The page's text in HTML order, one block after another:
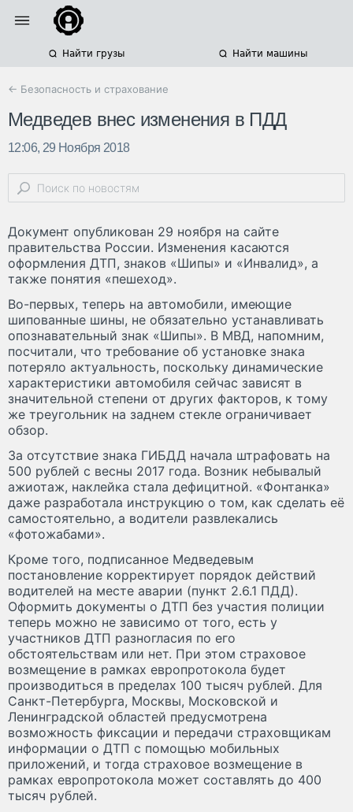
Найти грузы Найти машины
← Безопасность и страхование
Медведев внес изменения в ПДД
12:06, 29 Ноября 2018
Документ опубликован 29 ноября на сайте
правительства России. Изменения касаются
оформления ДТП, знаков «Шипы» и «Инвалид», а
также понятия «пешеход».
Во-первых, теперь на автомобили, имеющие
шипованные шины, не обязательно устанавливать
опознавательный знак «Шипы». В МВД, напомним,
посчитали, что требование об установке знака
потеряло актуальность, поскольку динамические
характеристики автомобиля сейчас зависят в
значительной степени от других факторов, к тому
же треугольник на заднем стекле ограничивает
обзор.
За отсутствие знака ГИБДД начала штрафовать на
500 рублей с весны 2017 года. Возник небывалый
ажиотаж, наклейка стала дефицитной. «Фонтанка»
даже разработала инструкцию о том, как сделать её
самостоятельно, а водители развлекались
«фотожабами».
Кроме того, подписанное Медведевым
постановление корректирует порядок действий
водителей на месте аварии (пункт 2.6.1 ПДД).
Оформить документы о ДТП без участия полиции
теперь можно не зависимо от того, есть у
участников ДТП разногласия по его
обстоятельствам или нет. При этом страховое
возмещение в рамках европротокола будет
производиться в пределах 100 тысяч рублей. Для
Санкт-Петербурга, Москвы, Московской и
Ленинградской областей предусмотрена
возможность фиксации и передачи страховщикам
информации о ДТП с помощью мобильных
приложений, и тогда страховое возмещение в
рамках европротокола может составлять до 400
тысяч рублей.